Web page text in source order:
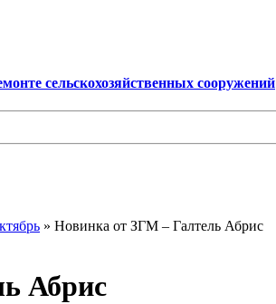
сельскохозяйственных сооружений
» Новинка от ЗГМ – Галтель Абрис
Абрис